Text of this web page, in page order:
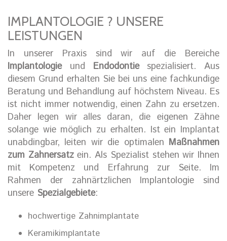
IMPLANTOLOGIE ? UNSERE
LEISTUNGEN
In unserer Praxis sind wir auf die Bereiche
Implantologieund Endodontiespezialisiert. Aus
diesem Grund erhalten Sie bei uns eine fachkundige
Beratung und Behandlung auf höchstem Niveau. Es
ist nicht immer notwendig, einen Zahn zu ersetzen.
Daher legen wir alles daran, die eigenen Zähne
solange wie möglich zu erhalten. Ist ein Implantat
unabdingbar, leiten wir die optimalen Maßnahmen
zum Zahnersatzein. Als Spezialist stehen wir Ihnen
mit Kompetenz und Erfahrung zur Seite. Im
Rahmen der zahnärtzlichen Implantologie sind
unsere Spezialgebiete:
hochwertige Zahnimplantate
Keramikimplantate